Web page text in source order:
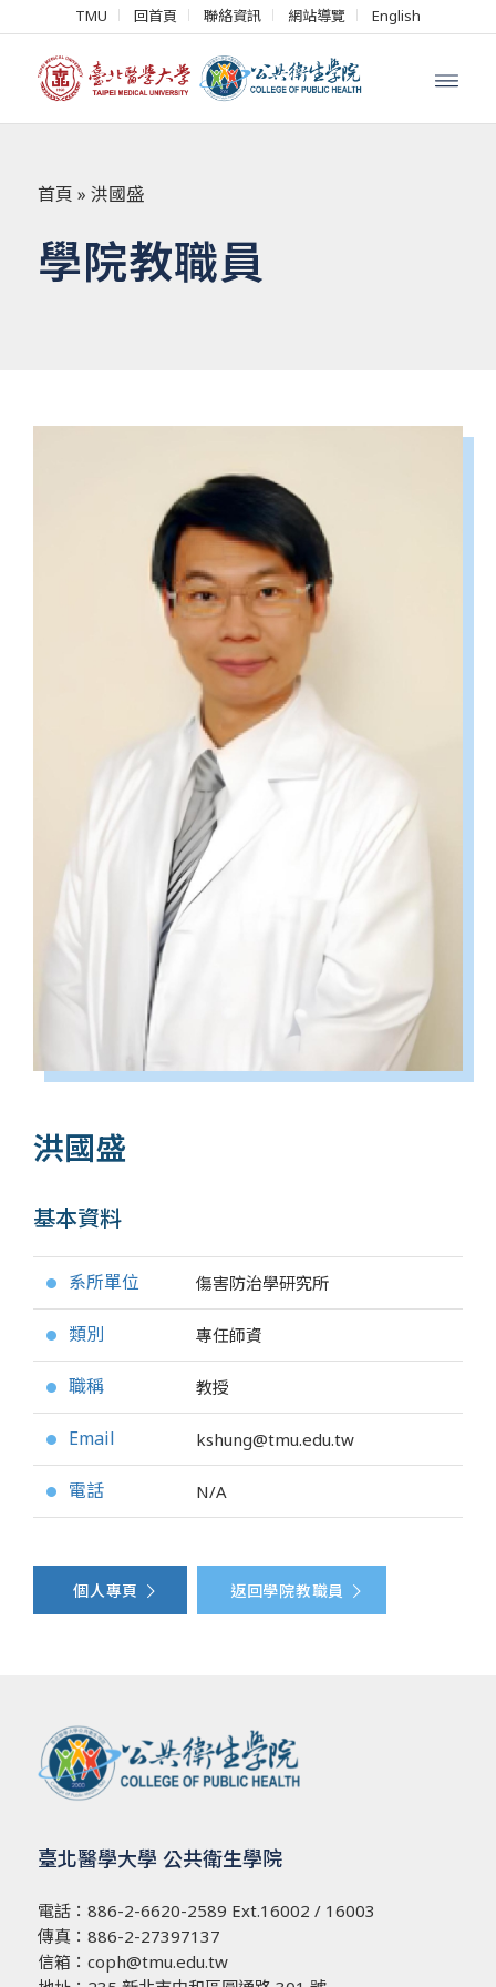
TMU 回首頁 聯絡資訊 網站導覽 English
首頁 » 洪國盛
學院教職員
洪國盛
基本資料
● 系所單位 傷害防治學研究所
● 類別 專任師資
● 職稱 教授
● Email kshung@tmu.edu.tw
● 電話 N/A
個人專頁 返回學院教職員
臺北醫學大學 公共衛生學院
電話： 886-2-6620-2589 Ext.16002 / 16003
傳真：886-2-27397137
信箱： coph@tmu.edu.tw